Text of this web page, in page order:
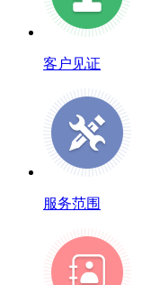
客户见证
服务范围